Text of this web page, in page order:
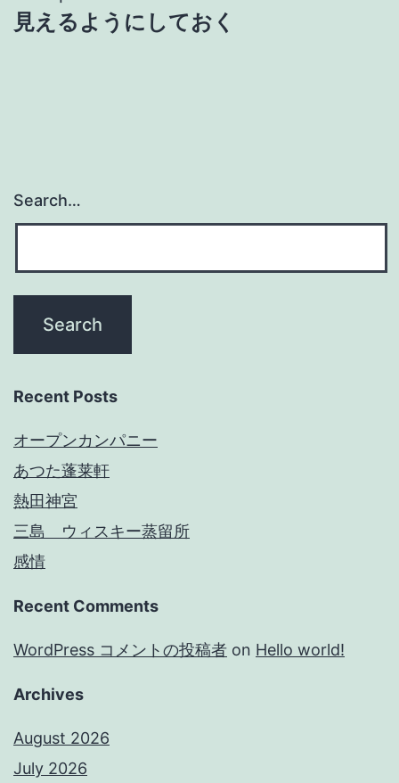
見えるようにしておく
Search…
Recent Posts
オープンカンパニー
あつた蓬莱軒
熱田神宮
三島 ウィスキー蒸留所
感情
Recent Comments
WordPress コメントの投稿者 on Hello world!
Archives
August 2026
July 2026